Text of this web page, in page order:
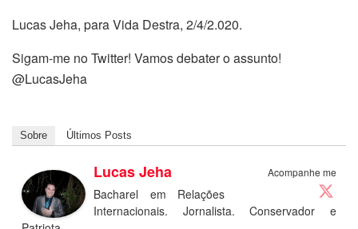
Lucas Jeha, para Vida Destra, 2/4/2.020.
Sigam-me no Twitter! Vamos debater o assunto!
@LucasJeha
Sobre Últimos Posts
Acompanhe me
Lucas Jeha
Bacharel em Relações
Internacionais. Jornalista. Conservador e